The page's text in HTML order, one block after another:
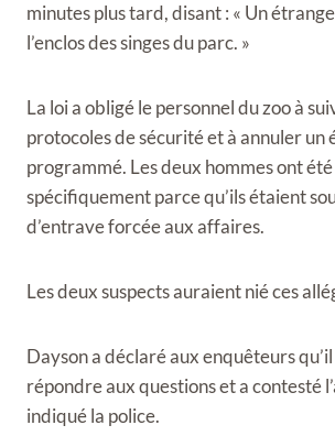
minutes plus tard, disant : « Un
l’enclos des singes du parc. »
La loi a obligé le personnel du zoo à
protocoles de sécurité et à annuler un
programmé. Les deux hommes ont
spécifiquement parce qu’ils étaient
d’entrave forcée aux affaires.
Les deux suspects auraient nié ces
Dayson a déclaré aux enquêteurs
répondre aux questions et a contesté
indiqué la police.